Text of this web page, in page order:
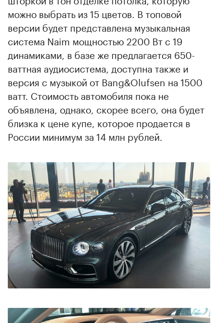
можно выбрать из 15 цветов. В топовой
версии будет представлена музыкальная
система Naim мощностью 2200 Вт с 19
динамиками, в базе же предлагается 650-
ваттная аудиосистема, доступна также и
версия с музыкой от Bang&Olufsen на 1500
ватт. Стоимость автомобиля пока не
объявлена, однако, скорее всего, она будет
близка к цене купе, которое продается в
России минимум за 14 млн рублей.